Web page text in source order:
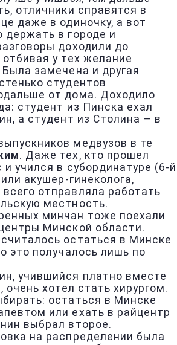
отличники справятся в
даже в одиночку, а вот
держать в городе и
доходили до
отбивая у тех желание
замечена и другая
студентов
от дома. Доходило
студент из Пинска ехал
а студент из Столина — в
медвузов в те
. Даже тех, кто прошел
и учился в субординатуре (6-й
акушер-гинеколога,
отправляла работать
местность.
минчан тоже поехали
Минской области.
остаться в Минске
это получалось лишь по
учившийся платно вместе
очень хотел стать хирургом.
остаться в Минске
или ехать в райцентр
выбрал второе.
на распределении была